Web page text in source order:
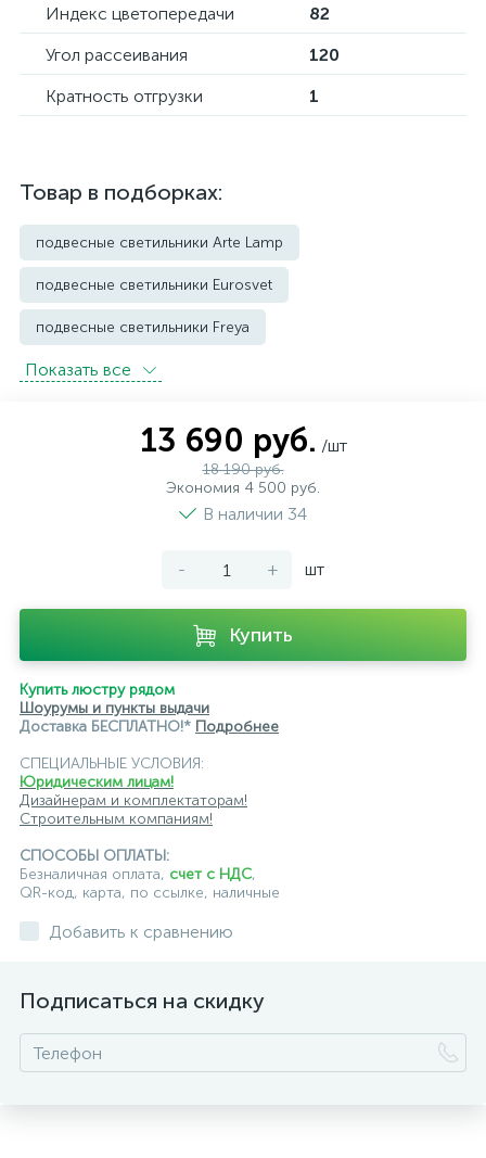
Индекс цветопередачи
82
Угол рассеивания
120
Кратность отгрузки
1
Товар в подборках:
подвесные светильники Arte Lamp
подвесные светильники Eurosvet
подвесные светильники Freya
подвесные светильники Imperium Loft
подвесные светильники Lightstar
подвесные светильники Loft it
подвесные светильники Maytoni
подвесные светильники Newport
подвесные светильники Odeon Light
подвесные светильники ST Luce
подвесные светильники для лестниц
подвесные светильники над столом
подвесные светлильники LED
подвесные черные светодиодные светильники
светильники дизайнерские из Италии
Показать всe
13 690 руб. /шт
18 190 руб.
Экономия 4 500 руб.
В наличии 34
- + шт
Купить
Купить люстру рядом
Шоурумы и пункты выдачи
Доставка БЕСПЛАТНО!* Подробнее
СПЕЦИАЛЬНЫЕ УСЛОВИЯ:
Юридическим лицам!
Дизайнерам и комплектаторам!
Строительным компаниям!
СПОСОБЫ ОПЛАТЫ:
Безналичная оплата, счет с НДС,
QR-код, карта, по ссылке, наличные
Добавить к сравнению
Подписаться на скидку